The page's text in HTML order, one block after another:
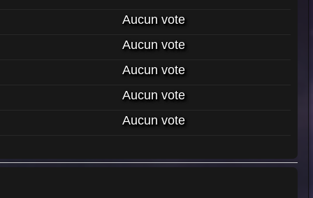
Aucun vote
Aucun vote
Aucun vote
Aucun vote
Aucun vote